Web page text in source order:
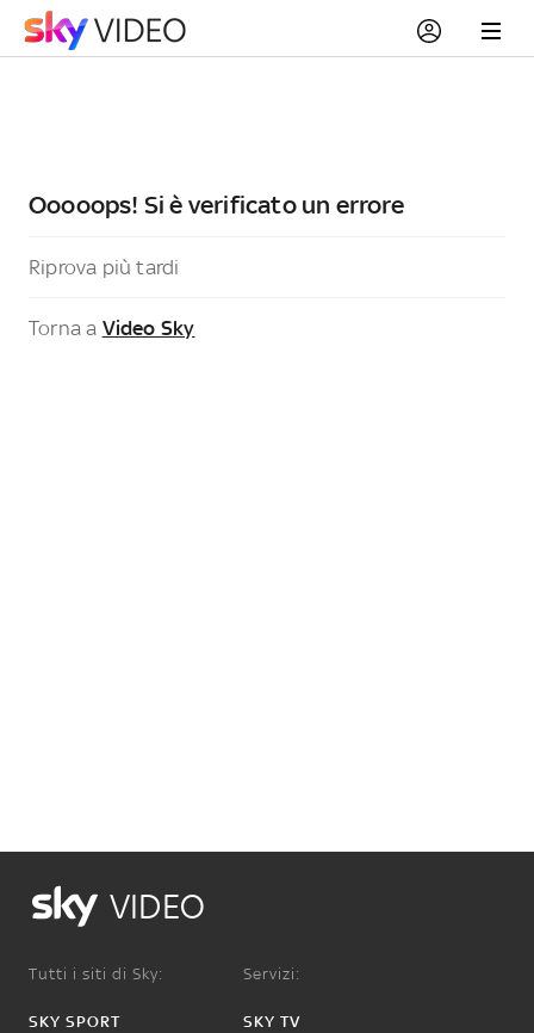
Ooooops! Si è verificato un errore
Riprova più tardi
Torna a Video Sky
VIDEO
Tutti i siti di Sky:
SKY SPORT
Servizi:
SKY TV